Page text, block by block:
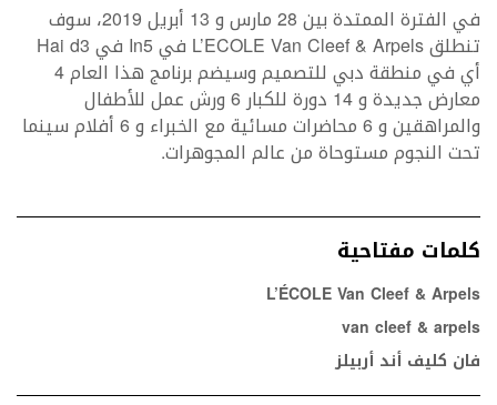
في الفترة الممتدة بين 28 مارس و 13 أبريل 2019، سوف
تنطلق L’ECOLE Van Cleef & Arpels في In5 في Hai d3
أي في منطقة دبي للتصميم وسيضم برنامج هذا العام 4
معارض جديدة و 14 دورة للكبار 6 ورش عمل للأطفال
والمراهقين و 6 محاضرات مسائية مع الخبراء و 6 أفلام سينما
تحت النجوم مستوحاة من عالم المجوهرات.
كلمات مفتاحية
L’ÉCOLE Van Cleef & Arpels
van cleef & arpels
فان كليف أند أربيلز